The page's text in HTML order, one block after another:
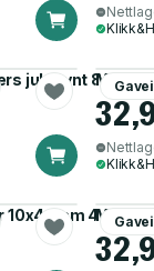
julepynt 8stk
10x4,5cm 4pk sølv